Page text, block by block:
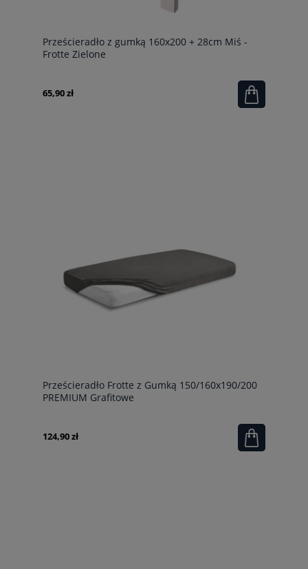
Prześcieradło z gumką 160x200 + 28cm Miś -
Frotte Zielone
65,90 zł
Prześcieradło Frotte z Gumką 150/160x190/200
PREMIUM Grafitowe
124,90 zł